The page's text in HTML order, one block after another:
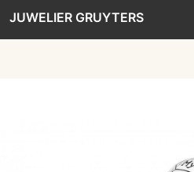
JUWELIER GRUYTERS